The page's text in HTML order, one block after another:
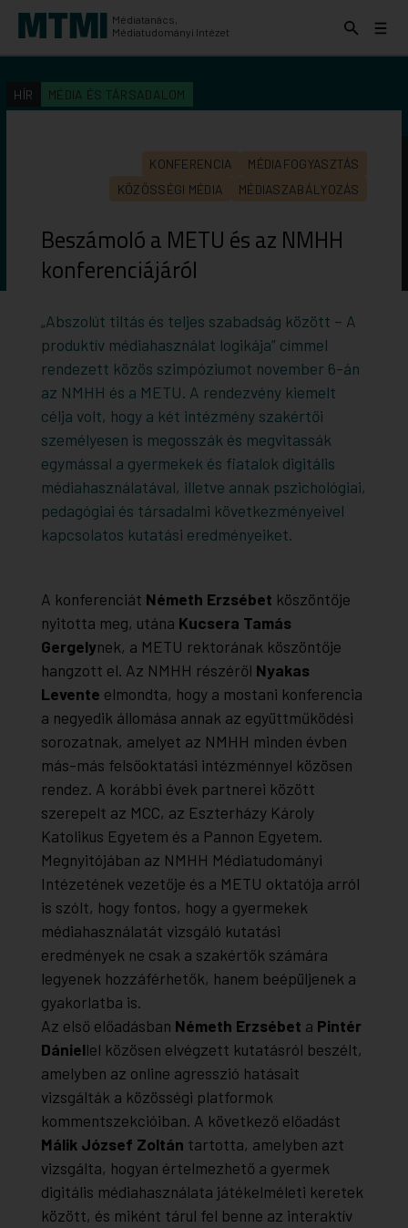
Médiatanács,
Médiatudományi Intézet
KERESÉS AZ INTÉZET ANYAGAI KÖZÖTT
indítása
Keresés
Menü
HÍR MÉDIA ÉS TÁRSADALOM
KONFERENCIA
MÉDIAFOGYASZTÁS
KÖZÖSSÉGI MÉDIA
MÉDIASZABÁLYOZÁS
Beszámoló a METU és az NMHH
konferenciájáról
„Abszolút tiltás és teljes szabadság között – A
produktív médiahasználat logikája” címmel
rendezett közös szimpóziumot november 6-án
az NMHH és a METU. A rendezvény kiemelt
célja volt, hogy a két intézmény szakértői
személyesen is megosszák és megvitassák
egymással a gyermekek és fiatalok digitális
médiahasználatával, illetve annak pszichológiai,
pedagógiai és társadalmi következményeivel
kapcsolatos kutatási eredményeiket.
A konferenciát Németh Erzsébet köszöntője
nyitotta meg, utána Kucsera Tamás
Gergelynek, a METU rektorának köszöntője
hangzott el. Az NMHH részéről Nyakas
Levente elmondta, hogy a mostani konferencia
a negyedik állomása annak az együttműködési
sorozatnak, amelyet az NMHH minden évben
más-más felsőoktatási intézménnyel közösen
rendez. A korábbi évek partnerei között
szerepelt az MCC, az Eszterházy Károly
Katolikus Egyetem és a Pannon Egyetem.
Megnyitójában az NMHH Médiatudományi
Intézetének vezetője és a METU oktatója arról
is szólt, hogy fontos, hogy a gyermekek
médiahasználatát vizsgáló kutatási
eredmények ne csak a szakértők számára
legyenek hozzáférhetők, hanem beépüljenek a
gyakorlatba is.
Az első előadásban Németh Erzsébet a Pintér
Dániellel közösen elvégzett kutatásról beszélt,
amelyben az online agresszió hatásait
vizsgálták a közösségi platformok
kommentszekcióiban. A következő előadást
Málik József Zoltán tartotta, amelyben azt
vizsgálta, hogyan értelmezhető a gyermek
digitális médiahasználata játékelméleti keretek
között, és miként tárul fel benne az interaktív